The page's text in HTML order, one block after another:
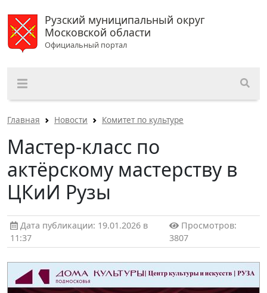
Рузский муниципальный округ
Московской области
Официальный портал
Главная Новости Комитет по культуре
Мастер-класс по
актёрскому мастерству в
ЦКиИ Рузы
Дата публикации: 19.01.2026 в
11:37
Просмотров:
3807